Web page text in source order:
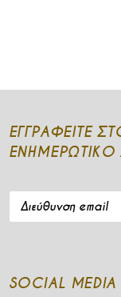
ΕΓΓΡΑΦΕΙΤΕ
ΕΝΗΜΕΡΩΤΙΚΟ
Διεύθυνση email
SOCIAL MEDIA